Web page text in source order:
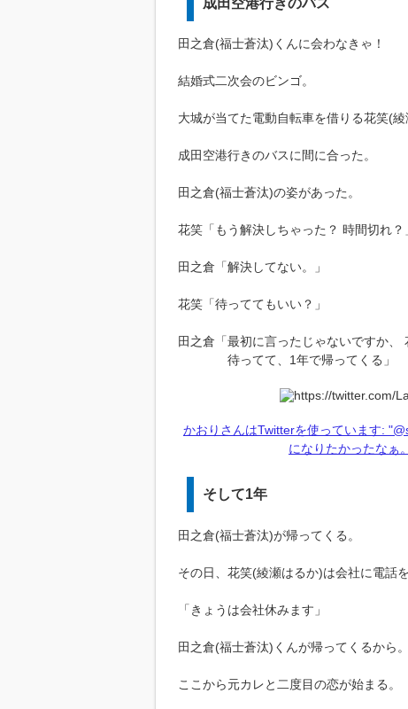
田之倉(福士蒼汰)くんに会わなきゃ！
結婚式二次会のビンゴ。
大城が当てた電動自転車を借りる花笑(綾
成田空港行きのバスに間に合った。
田之倉(福士蒼汰)の姿があった。
花笑「もう解決しちゃった？ 時間切れ？
田之倉「解決してない。」
花笑「待っててもいい？」
田之倉「最初に言ったじゃないですか、
待ってて、1年で帰ってくる」
かおりさんはTwitterを使っています:
になりたかったなぁ
そして1年
田之倉(福士蒼汰)が帰ってくる。
その日、花笑(綾瀬はるか)は会社に電話を
「きょうは会社休みます」
田之倉(福士蒼汰)くんが帰ってくるから。
ここから元カレと二度目の恋が始まる。